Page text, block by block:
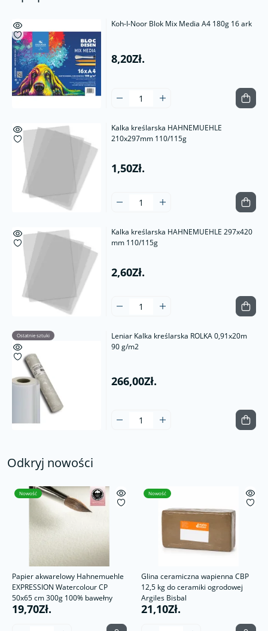
Koh-I-Noor Blok Mix Media A4 180g 16 ark
8,20Zł.
Kalka kreślarska HAHNEMUEHLE
210x297mm 110/115g
1,50Zł.
Kalka kreślarska HAHNEMUEHLE 297x420
mm 110/115g
2,60Zł.
Ostatnie sztuki
Leniar Kalka kreślarska ROLKA 0,91x20m
90 g/m2
266,00Zł.
Odkryj nowości
Nowość
Papier akwarelowy Hahnemuehle
EXPRESSION Watercolour CP
50x65 cm 300g 100% bawełny
19,70Zł.
Nowość
Glina ceramiczna wapienna CBP
12,5 kg do ceramiki ogrodowej
Argiles Bisbal
21,10Zł.